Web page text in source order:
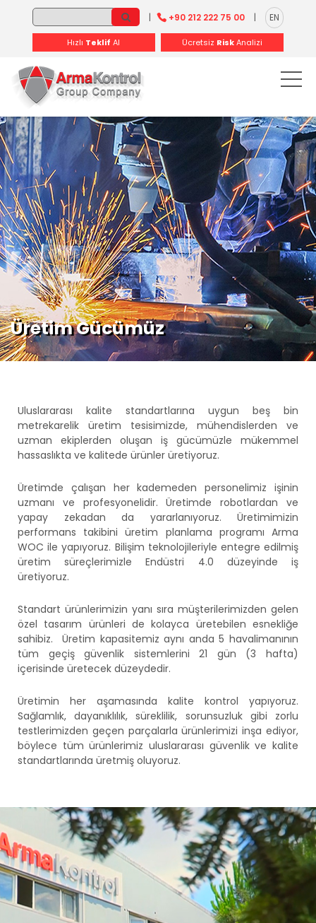
-- -
| +90 212 222 75 00 | EN
Hızlı Teklif Al Ücretsiz RiskAnalizi
Üretim Gücümüz
Uluslararası kalite standartlarına uygun beş bin
metrekarelik üretim tesisimizde, mühendislerden ve
uzman ekiplerden oluşan iş gücümüzle mükemmel
hassaslıkta ve kalitede ürünler üretiyoruz.
Üretimde çalışan her kademeden personelimiz işinin
uzmanı ve profesyonelidir. Üretimde robotlardan ve
yapay zekadan da yararlanıyoruz. Üretimimizin
performans takibini üretim planlama programı Arma
WOC ile yapıyoruz. Bilişim teknolojileriyle entegre edilmiş
üretim süreçlerimizle Endüstri 4.0 düzeyinde iş
üretiyoruz.
Standart ürünlerimizin yanı sıra müşterilerimizden gelen
özel tasarım ürünleri de kolayca üretebilen esnekliğe
sahibiz. Üretim kapasitemiz aynı anda 5 havalimanının
tüm geçiş güvenlik sistemlerini 21 gün (3 hafta)
içerisinde üretecek düzeydedir.
Üretimin her aşamasında kalite kontrol yapıyoruz.
Sağlamlık, dayanıklılık, süreklilik, sorunsuzluk gibi zorlu
testlerimizden geçen parçalarla ürünlerimizi inşa ediyor,
böylece tüm ürünlerimiz uluslararası güvenlik ve kalite
standartlarında üretmiş oluyoruz.